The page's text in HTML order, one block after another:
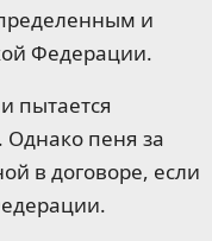
и
Федерации.
пытается
Однако пеня за
в договоре, если